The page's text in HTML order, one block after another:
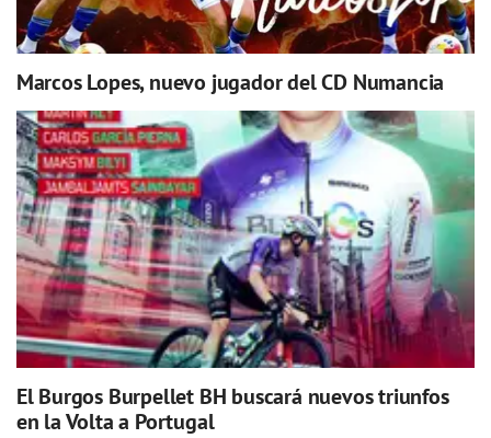
Marcos Lopes, nuevo jugador del CD Numancia
El Burgos Burpellet BH buscará nuevos triunfos
en la Volta a Portugal